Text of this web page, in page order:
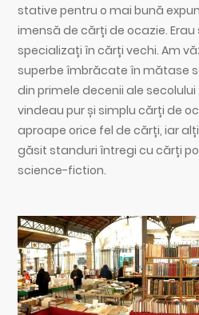
stative pentru o mai bună
imensă de cărți de ocazie.
specializați în cărți vechi. Am
superbe îmbrăcate în mătase
din primele decenii ale
vindeau pur și simplu cărți de
aproape orice fel de cărți, iar
găsit standuri întregi cu cărți
science-fiction.